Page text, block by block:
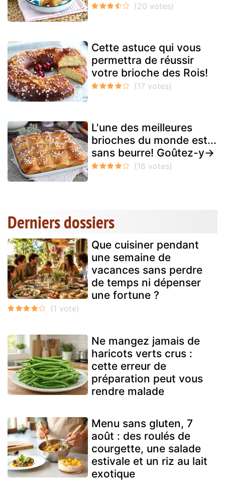
Cette astuce qui vous
permettra de réussir
votre brioche des Rois!
L'une des meilleures
brioches du monde est...
sans beurre! Goûtez-y→
Derniers dossiers
Que cuisiner pendant
une semaine de
vacances sans perdre
de temps ni dépenser
une fortune ?
Ne mangez jamais de
haricots verts crus :
cette erreur de
préparation peut vous
rendre malade
Menu sans gluten, 7
août : des roulés de
courgette, une salade
estivale et un riz au lait
exotique